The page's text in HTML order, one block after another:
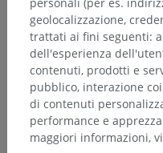
personali (per es.
geolocalizzazione,
trattati ai fini seguenti:
dell'esperienza
contenuti, prodotti e
pubblico, interazione
di contenuti
performance e
maggiori informazioni,